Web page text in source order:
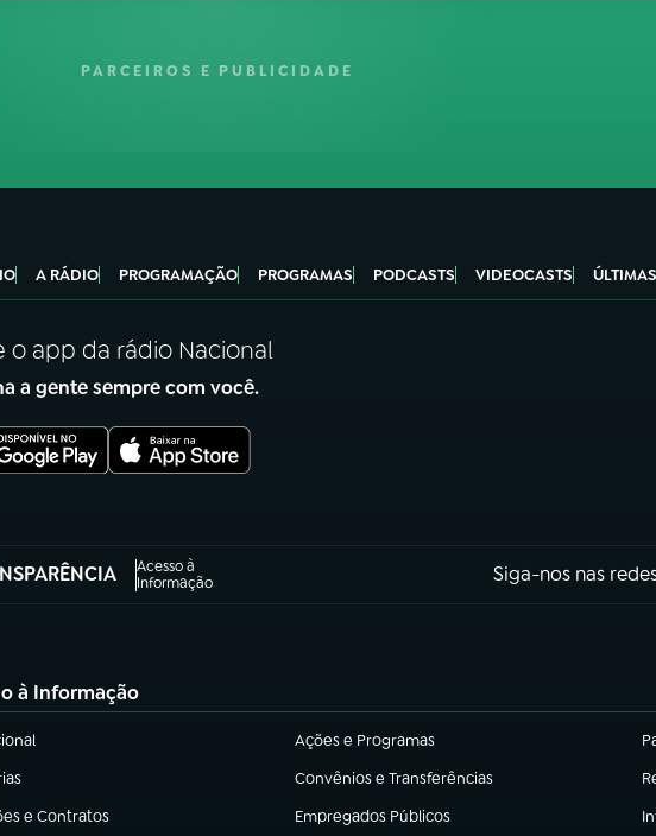
PARCEIROS E PUBLICIDADE
A RÁDIO PROGRAMAÇÃO PROGRAMAS PODCASTS VIDEOCASTS ÚLTIMAS
o app da rádio Nacional
a gente sempre com você.
Acesso à
Informação
nova aba) Siga-nos nas
à Informação
nova aba) Ações e Programas
(abre em nova aba)
nova aba) Convênios e Transferências
(abre em nova aba)
e Contratos
nova aba) Empregados Públicos
(abre em nova aba)